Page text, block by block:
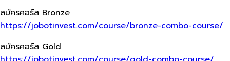
สมัครคอร์ส Bronze
https://jobotinvest.com/course/bronze-combo-course/
สมัครคอร์ส Gold